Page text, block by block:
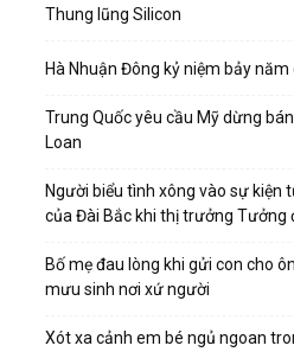
Thung lũng Silicon
Hà Nhuận Đông kỷ niệm bảy năm
Trung Quốc yêu cầu Mỹ dừng
Loan
Người biểu tình xông vào sự kiện
của Đài Bắc khi thị trưởng Tưởng
Bố mẹ đau lòng khi gửi con cho
mưu sinh nơi xứ người
Xót xa cảnh em bé ngủ ngoan